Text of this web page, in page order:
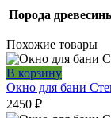
Порода
Похожие товары
В корзину
Окно для бани
2450 ₽